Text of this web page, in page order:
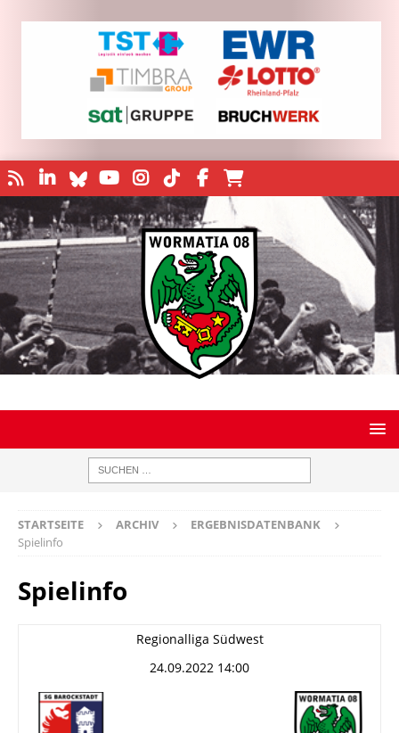
STARTSEITE ARCHIV
ERGEBNISDATENBANK
Spielinfo
Spielinfo
Regionalliga Südwest
24.09.2022 14:00